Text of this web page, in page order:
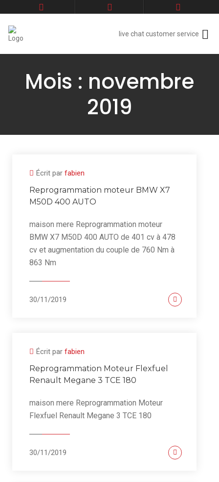
live chat customer service
Mois : novembre
2019
Écrit par fabien
Reprogrammation moteur BMW X7
M50D 400 AUTO
maison mere Reprogrammation moteur
BMW X7 M50D 400 AUTO de 401 cv à 478
cv et augmentation du couple de 760 Nm à
863 Nm
30/11/2019
Écrit par fabien
Reprogrammation Moteur Flexfuel
Renault Megane 3 TCE 180
maison mere Reprogrammation Moteur
Flexfuel Renault Megane 3 TCE 180
30/11/2019